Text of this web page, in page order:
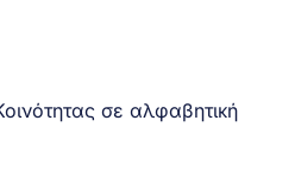
σε αλφαβητική